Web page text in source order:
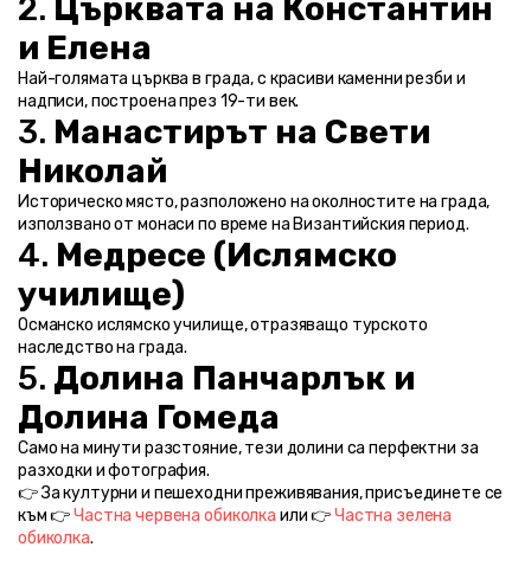
2. Църквата на Константин
и Елена
Най-голямата църква в града, с красиви каменни резби и
надписи, построена през 19-ти век.
3. Манастирът на Свети
Николай
Историческо място, разположено на околностите на града,
използвано от монаси по време на Византийския период.
4. Медресе (Ислямско
училище)
Османско ислямско училище, отразяващо турското
наследство на града.
5. Долина Панчарлък и
Долина Гомеда
Само на минути разстояние, тези долини са перфектни за
разходки и фотография.
👉 За културни и пешеходни преживявания, присъединете се
към 👉 Частна червена обиколка или 👉 Частна зелена
обиколка.